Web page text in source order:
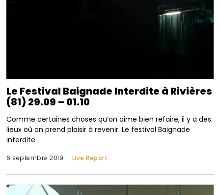
Le Festival Baignade Interdite à Rivières
(81) 29.09 – 01.10
Comme certaines choses qu’on aime bien refaire, il y a des
lieux où on prend plaisir à revenir. Le festival Baignade
interdite
6 septembre 2019 Live Report